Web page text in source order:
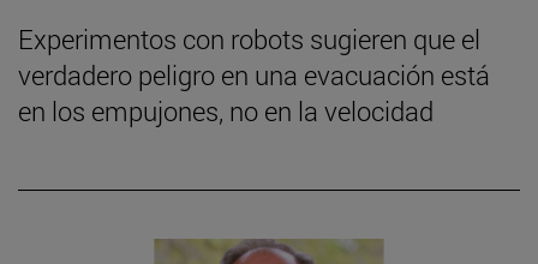
Experimentos con robots sugieren que el
verdadero peligro en una evacuación está
en los empujones, no en la velocidad